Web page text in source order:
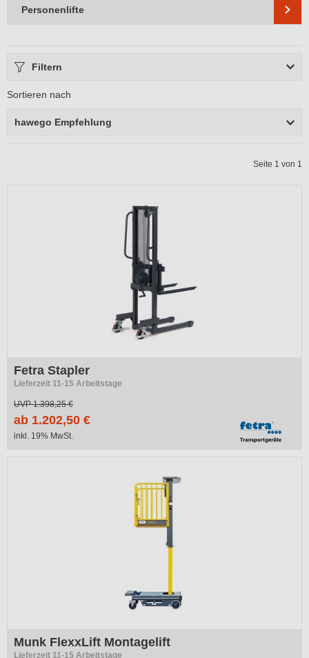
Personenlifte
Filtern
Sortieren nach
hawego Empfehlung
Seite 1 von 1
Fetra Stapler
Lieferzeit 11-15 Arbeitstage
UVP1.398,25 €
ab 1.202,50 €
inkl. 19% MwSt.
Munk FlexxLift Montagelift
Lieferzeit 11-15 Arbeitstage